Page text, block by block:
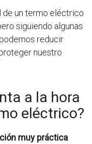
de un termo eléctrico
siguiendo algunas
reducir
nuestro
a la hora
eléctrico?
muy práctica